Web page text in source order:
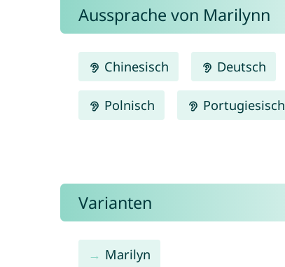
Aussprache von Marilynn
Chinesisch Deutsch
Polnisch Portugiesisch
Varianten
Marilyn